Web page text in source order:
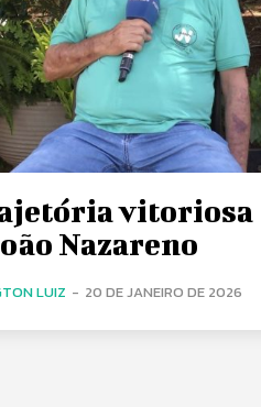
vitoriosa
Nazareno
LUIZ - 20 DE JANEIRO DE 2026